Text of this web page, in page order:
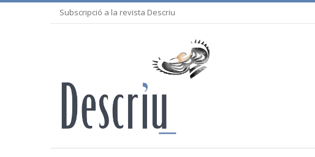
Subscripció a la revista Descriu